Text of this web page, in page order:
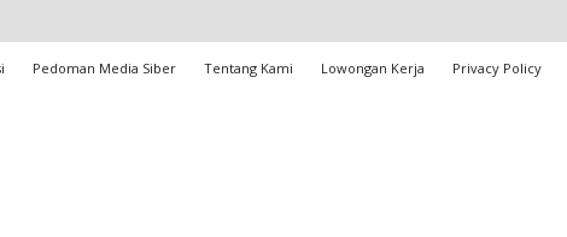
Pedoman Media Siber Tentang Kami Lowongan Kerja Privacy Policy